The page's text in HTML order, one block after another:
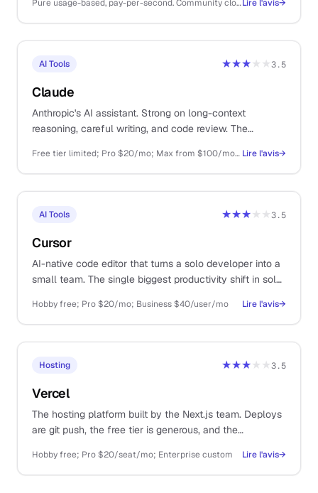
Pure usage-based, pay-per-second. Community cloud RTX 4090 from ~$0.34/hr, A100 80GB from ~$1.89/hr, H100 80GB from ~$2.89/hr. Serverless GPU inference billed per second of execution.Lire l'avis→
AI Tools ★★★★★3.5
Claude
Anthropic's AI assistant. Strong on long-context
reasoning, careful writing, and code review. The
Free tier limited; Pro $20/mo; Max from $100/mo; API pay-as-you-go Lire l'avis→
AI Tools ★★★★★3.5
Cursor
AI-native code editor that turns a solo developer into a
small team. The single biggest productivity shift in solo
Hobby free; Pro $20/mo; Business $40/user/mo Lire l'avis→
Hosting ★★★★★3.5
Vercel
The hosting platform built by the Next.js team. Deploys
are git push, the free tier is generous, and the
Hobby free; Pro $20/seat/mo; Enterprise custom Lire l'avis→